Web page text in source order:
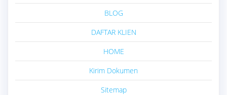
BLOG
DAFTAR KLIEN
HOME
Kirim Dokumen
Sitemap